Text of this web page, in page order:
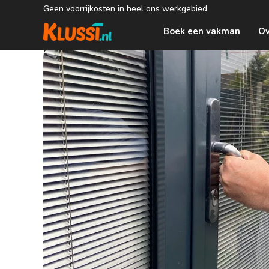
Geen voorrijkosten in heel ons werkgebied
Boek een vakman
Home > Timmerman > Klemmende deur laten maken
Klemmende deur laten